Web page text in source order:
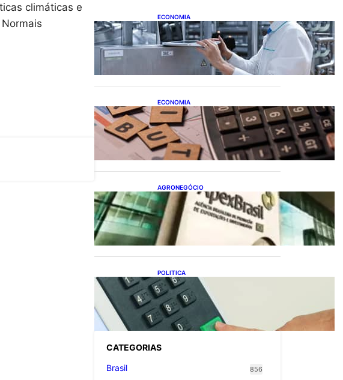
climáticas e
ECONOMIA
CNI: indústria investe em
máquinas novas, mas
modernização tecnológica
avança lentamente
ECONOMIA
Após pedido de entidades
empresariais, Receita
flexibiliza regras da
Reforma Tributária
AGRONEGÓCIO
Outlook Agro Brasil:
planejamento e inovação
pautam debates sobre
futuro do agronegócio
POLITICA
Viracasacas? Em 2022, 259
municípios votaram mais
em Lula no 1º turno e em
Jair no 2º
CATEGORIAS
Brasil
856